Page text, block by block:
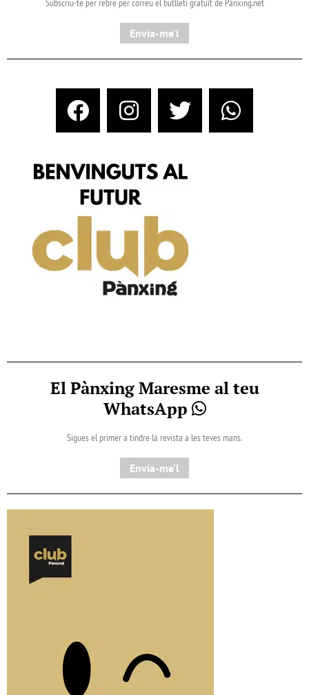
Subscriu-te per rebre per correu el butlletí gratuït de Pànxing.net​
Envia-me'l
El Pànxing Maresme al teu
WhatsApp
Sigues el primer a tindre la revista a les teves mans.
Envia-me'l